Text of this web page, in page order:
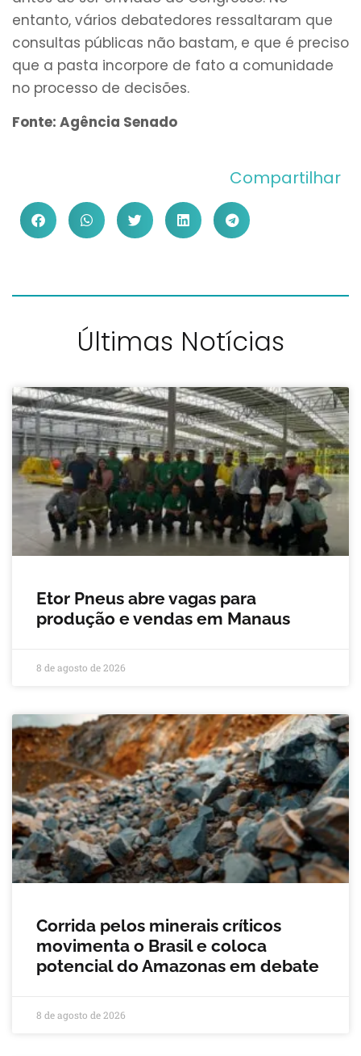
entanto, vários debatedores ressaltaram que
consultas públicas não bastam, e que é preciso
que a pasta incorpore de fato a comunidade
no processo de decisões.
Fonte: Agência Senado
Compartilhar
Últimas Notícias
Etor Pneus abre vagas para
produção e vendas em Manaus
8 de agosto de 2026
Corrida pelos minerais críticos
movimenta o Brasil e coloca
potencial do Amazonas em debate
8 de agosto de 2026